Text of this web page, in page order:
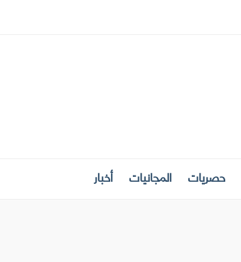
حصريات المجانيات أخبار